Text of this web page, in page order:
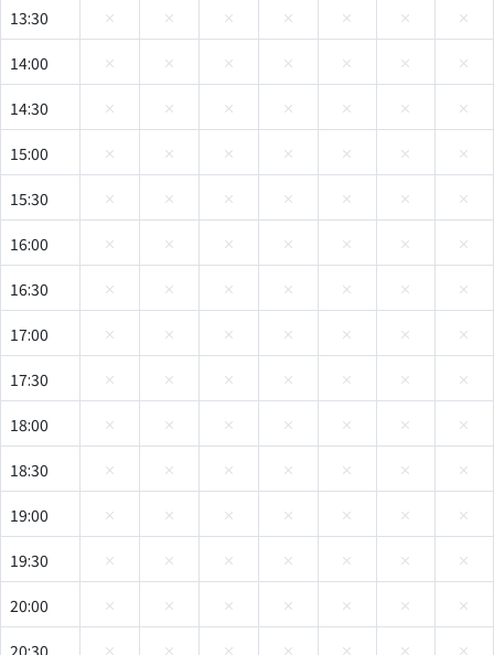
13:30
14:00
14:30
15:00
15:30
16:00
16:30
17:00
17:30
18:00
18:30
19:00
19:30
20:00
20:30